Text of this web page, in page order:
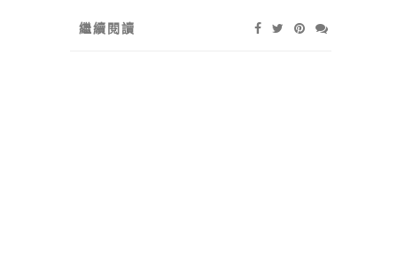
繼續閱讀